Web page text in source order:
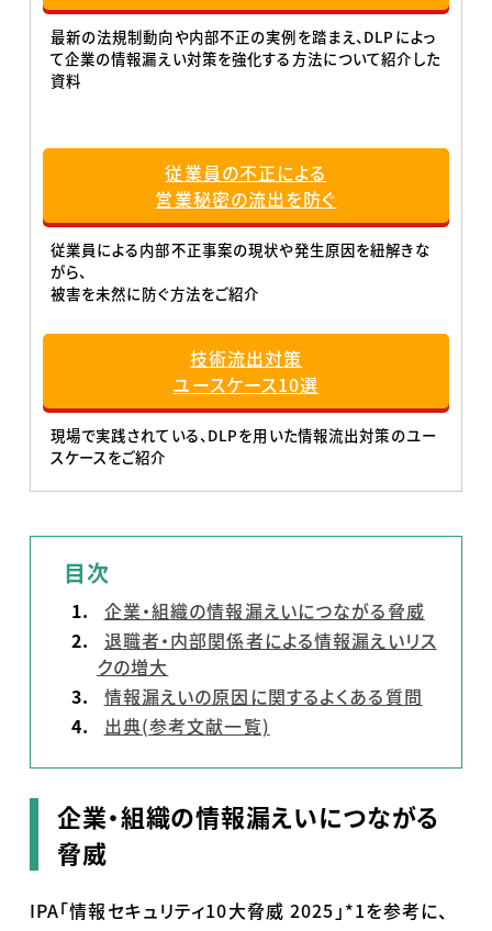
最新の法規制動向や内部不正の実例を踏まえ、DLPによっ
て企業の情報漏えい対策を強化する方法について紹介した
資料
従業員の不正による
営業秘密の流出を防ぐ
従業員による内部不正事案の現状や発生原因を紐解きな
がら、
被害を未然に防ぐ方法をご紹介
技術流出対策
ユースケース10選
現場で実践されている、DLPを用いた情報流出対策のユー
スケースをご紹介
目次
企業・組織の情報漏えいにつながる脅威
退職者・内部関係者による情報漏えいリス
クの増大
情報漏えいの原因に関するよくある質問
出典(参考文献一覧)
企業・組織の情報漏えいにつながる
脅威
IPA「情報セキュリティ10大脅威 2025 」*1を参考に、